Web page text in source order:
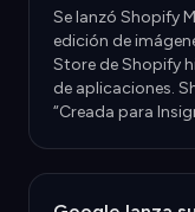
Se lanzó Shopify
edición de
Store de Shopify
de aplicaciones.
“Creada para